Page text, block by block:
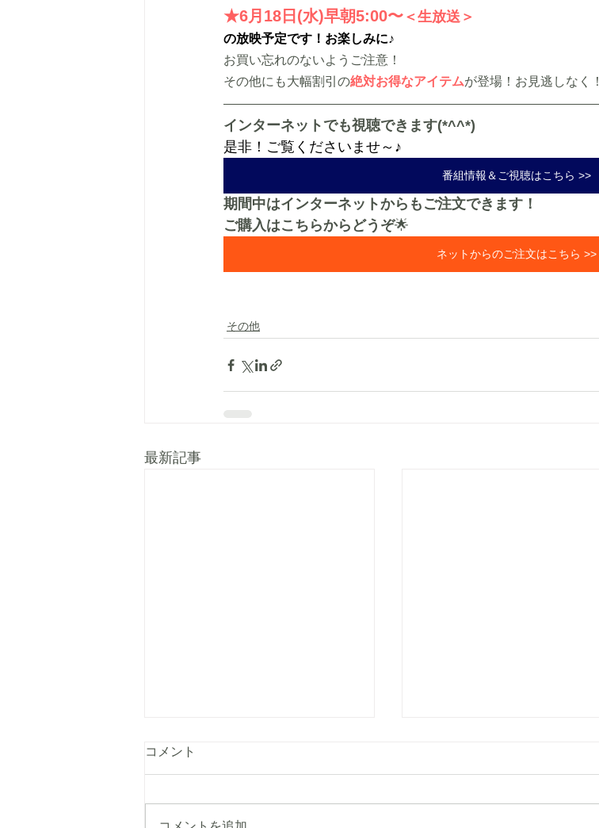
★6月18日(水)早朝5:00〜 ＜生放送＞
の放映予定です！お楽しみに♪
お買い忘れのないようご注意！
その他にも大幅割引の絶対お得なアイテムが登場！お見逃しなく！
インターネットでも視聴できます(*^^*)
是非！ご覧くださいませ～♪
番組情報＆ご視聴はこちら >>
期間中はインターネットからもご注文できます！
ご購入はこちらからどうぞ🌟
ネットからのご注文はこちら >>
その他
最新記事
コメント